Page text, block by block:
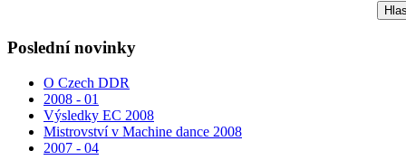
Poslední novinky
O Czech DDR
2008 - 01
Výsledky EC 2008
Mistrovství v Machine dance 2008
2007 - 04